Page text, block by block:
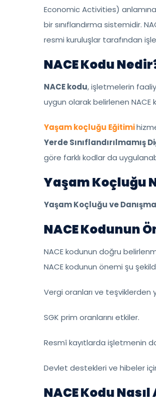
Economic Activities)
bir sınıflandırma sistemidir.
resmi kuruluşlar tarafından
NACE Kodu
NACE kodu, işletmelerin
uygun olarak belirlenen NACE
Yaşam koçluğu Eğitimi
Yerde Sınıflandırılmamış
göre farklı kodlar da
Yaşam Koçluğu
Yaşam Koçluğu ve
NACE Kodunun
NACE kodunun doğru
NACE kodunun önemi şu
Vergi oranları ve teşviklerden
SGK prim oranlarını etkiler.
Resmî kayıtlarda işletmenin
Devlet destekleri ve hibeler
NACE Kodu Nasıl